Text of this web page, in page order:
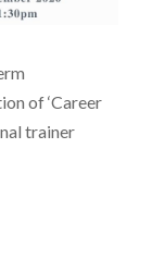
of ‘Career
trainer